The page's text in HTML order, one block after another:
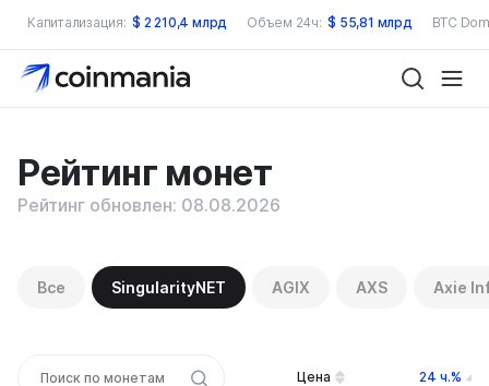
Капитализация: $ 2 210,4 млрд Объем 24ч: $ 55,81 млрд BTC
Рейтинг монет
Рейтинг обновлен: 08.08.2026
Все SingularityNET AGIX AXS Axie
Цена 24 ч.%